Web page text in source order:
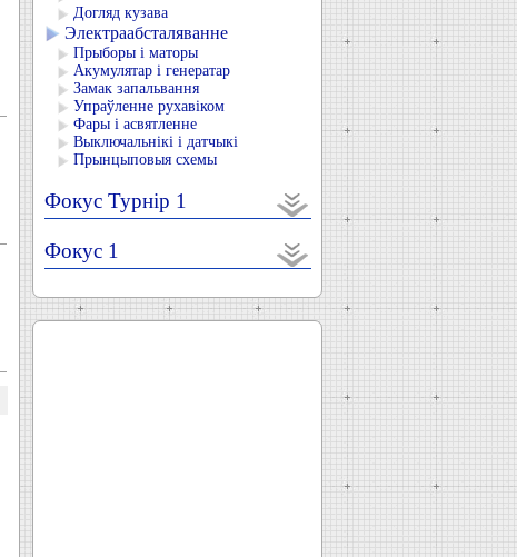
Догляд кузава
Электраабсталяванне
Прыборы і маторы
Акумулятар і генератар
Замак запальвання
Упраўленне рухавіком
Фары і асвятленне
Выключальнікі і датчыкі
Прынцыповыя схемы
Фокус Турнір 1
Фокус 1